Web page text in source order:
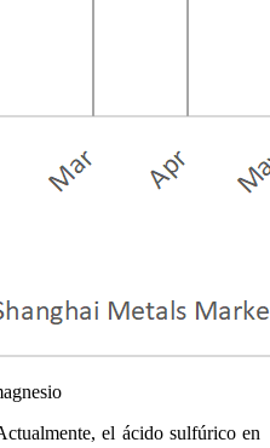
el ácido sulfúrico en